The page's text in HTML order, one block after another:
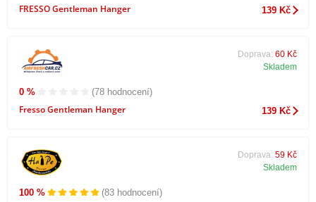
FRESSO Gentleman Hanger 139 Kč
0 % (78 hodnocení)
Fresso Gentleman Hanger
Doprava: 60 Kč
Skladem
139 Kč
100 % (83 hodnocení)
Doprava: 59 Kč
Skladem